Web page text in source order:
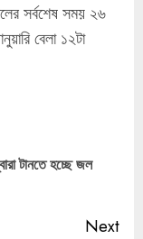
সর্বশেষ সময় ২৬
বেলা ১২টা
টানতে হচ্ছে জল
Next